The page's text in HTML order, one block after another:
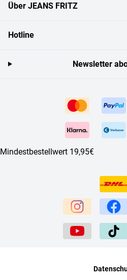
Über JEANS FRITZ
Hotline
Mindestbestellwert 19,95€
Newsletter